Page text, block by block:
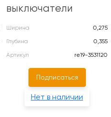
выключатели
Ширина
0,275
Глубина
0,355
Артикул
re19-3531120
Подписаться
Нет в наличии